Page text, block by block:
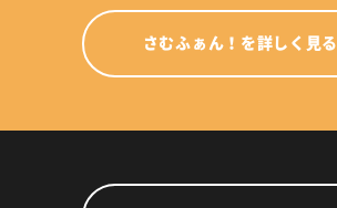
さむふぁん！を詳しく見る